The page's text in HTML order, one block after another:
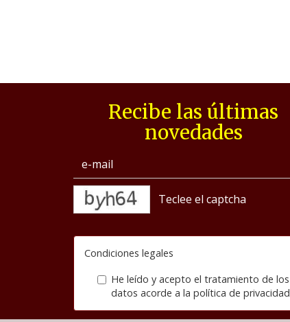
Recibe las últimas
novedades
Condiciones legales
He leído y acepto el tratamiento de los
datos acorde a la política de privacidad